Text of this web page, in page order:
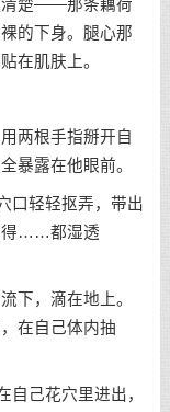
清楚——那条藕荷
的下身。腿心那
在肌肤上。
两根手指掰开自
暴露在他眼前。
轻轻抠弄，带出
得……都湿透
，滴在地上。
在自己体内抽
己花穴里进出，